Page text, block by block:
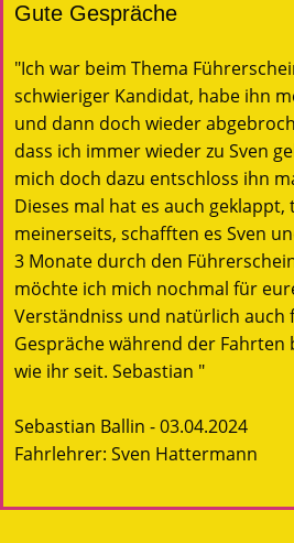
Gute Gespräche
"Ich war beim Thema
schwieriger Kandidat, habe ihn
und dann doch wieder
dass ich immer wieder zu Sven
mich doch dazu entschloss ihn
Dieses mal hat es auch
meinerseits, schafften es Sven
3 Monate durch den
möchte ich mich nochmal für
Verständniss und natürlich auch
Gespräche während der Fahrten
wie ihr seit. Sebastian "
Sebastian Ballin - 03.04.2024
Fahrlehrer: Sven Hattermann